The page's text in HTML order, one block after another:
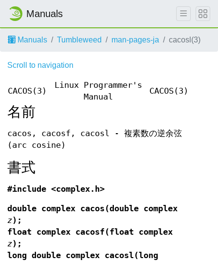
Manuals
Manuals Tumbleweed man-pages-ja cacosl(3)
Scroll to navigation
CACOS(3)
Linux Programmer's
Manual
CACOS(3)
名前
cacos, cacosf, cacosl - 複素数の逆余弦
(arc cosine)
書式
#include <complex.h>
double complex cacos(double complex
z);
float complex cacosf(float complex
z);
long double complex cacosl(long